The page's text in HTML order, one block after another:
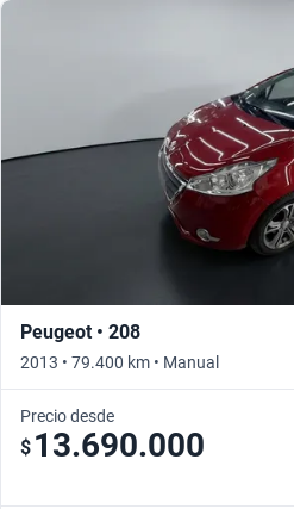
Peugeot • 208
2013 • 79.400 km • Manual
Precio desde
$ 13.690.000